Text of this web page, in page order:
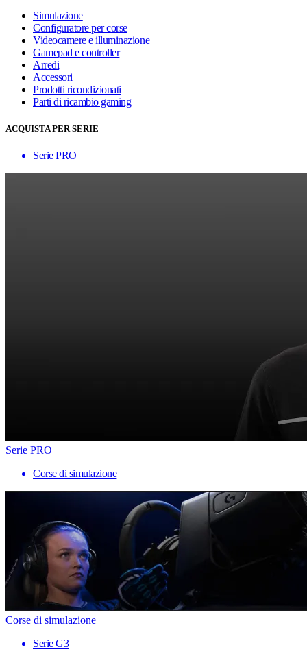
Simulazione
Configuratore per corse
Videocamere e illuminazione
Gamepad e controller
Arredi
Accessori
Prodotti ricondizionati
Parti di ricambio gaming
ACQUISTA PER SERIE
Serie PRO
Serie PRO
Corse di simulazione
Corse di simulazione
Serie G3